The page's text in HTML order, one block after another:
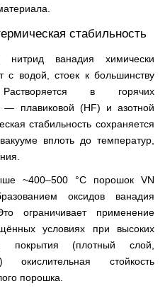
стабильность
ванадия химически
с водой, стоек к большинству
в горячих
— плавиковой (HF) и азотной
стабильность сохраняется
вплоть до температур,
~400–500 °С порошок VN
оксидов ванадия
ограничивает применение
условиях при высоких
покрытия (плотный слой,
окислительная стойкость
порошка.